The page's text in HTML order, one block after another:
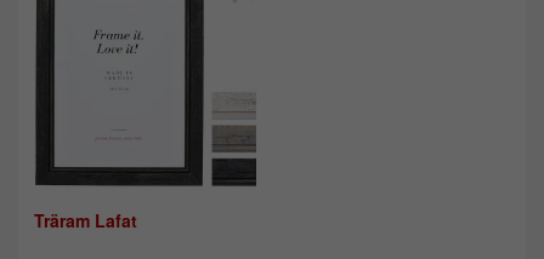
Träram Lafat